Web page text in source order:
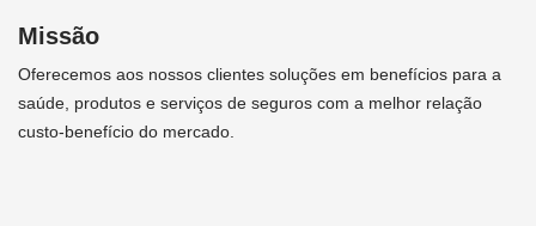
Missão
Oferecemos aos nossos clientes soluções em benefícios para a
saúde, produtos e serviços de seguros com a melhor relação
custo-benefício do mercado.